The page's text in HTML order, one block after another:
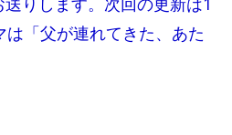
は「父が連れてきた、あた